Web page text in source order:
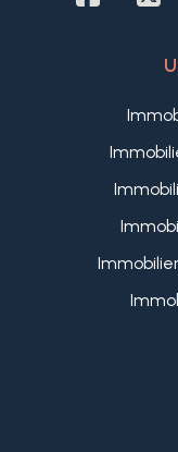
Balkon / Terrasse